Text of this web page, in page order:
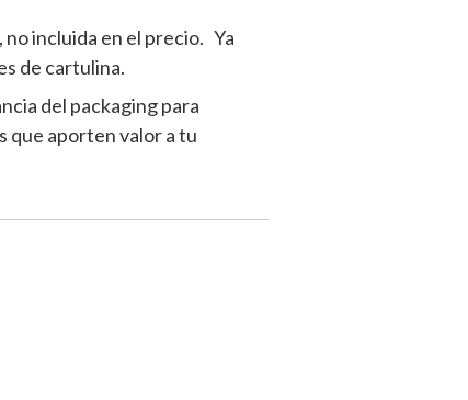
no incluida en el precio. Ya
de cartulina.
del packaging para
que aporten valor a tu